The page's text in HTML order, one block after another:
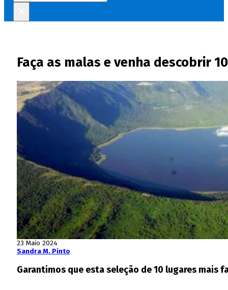
Faça as malas e venha descobrir
23 Maio 2024
Sandra M. Pinto
Garantimos que esta seleção de 10 lugares mais